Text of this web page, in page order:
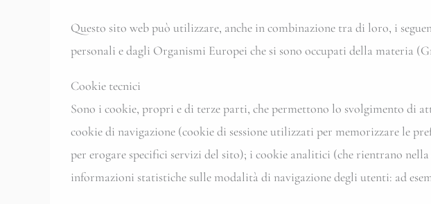
Questo sito web può utilizzare, anche in combinazione tra di loro, i
personali e dagli Organismi Europei che si sono occupati della materia
Cookie tecnici
Sono i cookie, propri e di terze parti, che permettono lo svolgimento di
cookie di navigazione (cookie di sessione utilizzati per memorizzare le
per erogare specifici servizi del sito); i cookie analitici (che rientrano
informazioni statistiche sulle modalità di navigazione degli utenti: ad